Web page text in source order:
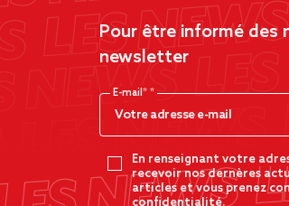
Pour être informé des
newsletter
E-mail*
En renseignant votre
recevoir nos dernères
articles et vous prenez
confidentialité.